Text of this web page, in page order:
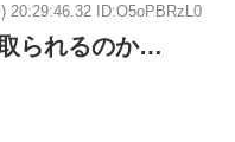
20:29:46.32 ID:O5oPBRzL0
られるのか…